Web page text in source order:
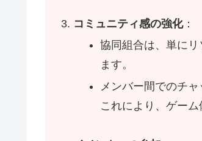
コミュニティ感の強化：
協同組合は、単に
ます。
メンバー間でのチ
これにより、ゲー